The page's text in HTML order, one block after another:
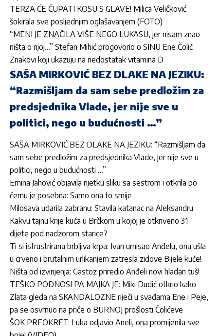
TERZA ĆE ČUPATI KOSU S GLAVE! Milica Veličković
šokirala sve posljednjim oglašavanjem (FOTO)
“MENI JE ZNAČILA VIŠE NEGO LUKASU, jer nisam znao
ništa o njoj…” Stefan Mihić progovorio o SINU Ene Čolić
Znakovi koji ukazuju na nedostatak vitamina D
SAŠA MIRKOVIĆ BEZ DLAKE NA JEZIKU:
“Razmišljam da sam sebe predložim za
predsjednika Vlade, jer nije sve u
politici, nego u budućnosti …”
SAŠA MIRKOVIĆ BEZ DLAKE NA JEZIKU: “Razmišljam da
sam sebe predložim za predsjednika Vlade, jer nije sve u
politici, nego u budućnosti …”
Emina Jahović objavila rijetku sliku sa sestrom i otkrila po
čemu je posebna: Samo ona to smije
Milosava udarila zabranu: Stavila katanac na Aleksandru
Kakvu tajnu krije kuća u Brčkom u kojoj je otkriveno 31
dijete pod nadzorom starice?
Ti si isfrustrirana brbljiva krpa: Ivan urnisao Anđelu, ona ušla
u crveno i brutalnim urlikanjem zatresla zidove Bijele kuće!
Ništa od izvinjenja: Gastoz priredio Anđeli novi hladan tuš!
TEŠKO PODNOSI PA MAJKA JE: Miki Dudić otkrio kako
Zlata gleda na SKANDALOZNE riječi u svađama Ene i Peje,
pa se osvrnuo na priče o BURNOJ prošlosti Čolićeve
ŠOK PREOKRET: Luka odjavio Aneli, ona promijenila sve